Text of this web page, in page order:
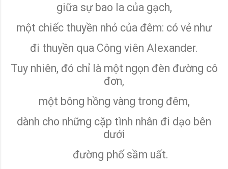
giữa sự bao la của gạch,
một chiếc thuyền nhỏ của đêm: có vẻ như
đi thuyền qua Công viên Alexander.
Tuy nhiên, đó chỉ là một ngọn đèn đường cô
đơn,
một bông hồng vàng trong đêm,
dành cho những cặp tình nhân đi dạo bên
dưới
đường phố sầm uất.